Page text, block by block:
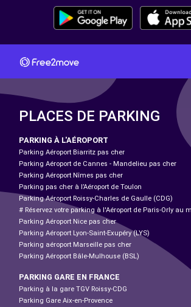
PLACES DE PARKING
PARKING À L'AÉROPORT
Parking Aéroport Biarritz pas cher
Parking Aéroport de Cannes - Mandelieu pas cher
Parking Aéroport Nîmes pas cher
Parking pas cher à l’Aéroport de Toulon
Parking Aéroport Roissy-Charles de Gaulle (CDG)
# Réservez votre parking à l'Aéroport de Paris-Orly au
Parking Aéroport Nice pas cher
Parking Aéroport Lyon-Saint-Exupéry (LYS)
Parking aéroport Marseille pas cher
Parking Aéroport Bâle-Mulhouse (BSL)
PARKING GARE EN FRANCE
Parking à la gare TGV Roissy-CDG
Parking Gare Aix-en-Provence